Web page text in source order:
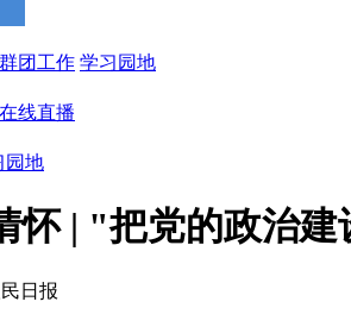
群团工作 学习园地
在线直播
园地
怀 | "把党的政治
日报